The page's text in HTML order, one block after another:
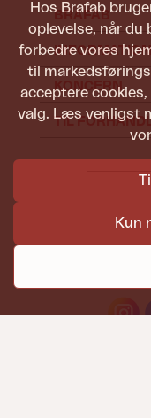
Hos Brafab
oplevelse, når du
forbedre vores
til
acceptere
valg. Læs venligst
Kun
BRAFAB
INFORMATION
KONCERN
TIL